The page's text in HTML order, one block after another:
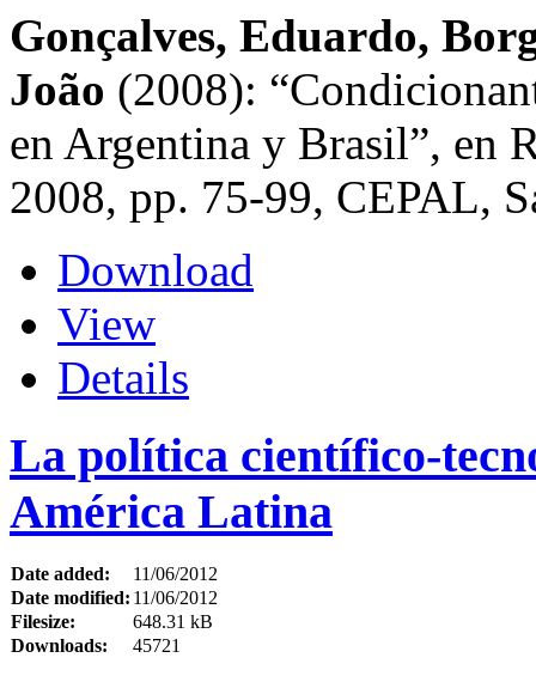
Gonçalves, Eduardo,
João (2008):
en Argentina y Brasil”, en
2008, pp. 75-99, CEPAL,
Download
View
Details
La política científico-
América Latina
Date added:
11/06/2012
Date modified: 11/06/2012
Filesize:
648.31 kB
Downloads:
45721